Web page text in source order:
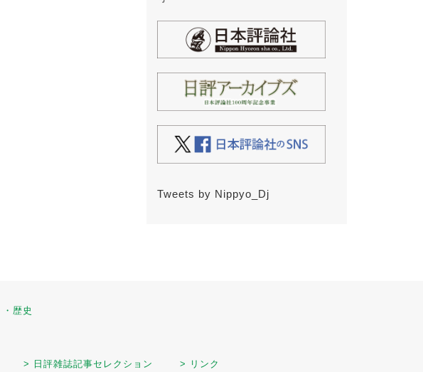
Tweets by Nippyo_Dj
・歴史
> 日評雑誌記事セレクション > リンク